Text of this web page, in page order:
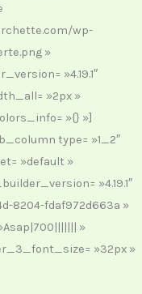
wp-
»
»4.19.1″
»2px »
»{} »]
type= »1_2″
»default »
»4.19.1″
8204-fdaf972d663a »
»
»32px »